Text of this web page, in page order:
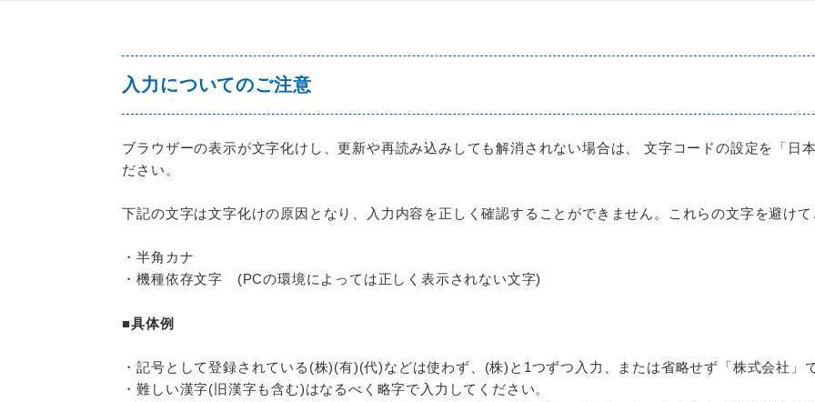
入力についてのご注意
ブラウザーの表示が文字化けし、更新や再読み込みしても解消されない場合は、 文字コードの設定を「日
ださい。
下記の文字は文字化けの原因となり、入力内容を正しく確認することができません。これらの文字を避けて
・半角カナ
・機種依存文字 (PCの環境によっては正しく表示されない文字)
■具体例
・記号として登録されている(株)(有)(代)などは使わず、(株)と1つずつ入力、または省略せず「株式会社」
・難しい漢字(旧漢字も含む)はなるべく略字で入力してください。